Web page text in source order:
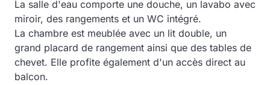
La salle d'eau comporte une douche, un lavabo avec
miroir, des rangements et un WC intégré.
La chambre est meublée avec un lit double, un
grand placard de rangement ainsi que des tables de
chevet. Elle profite également d'un accès direct au
balcon.